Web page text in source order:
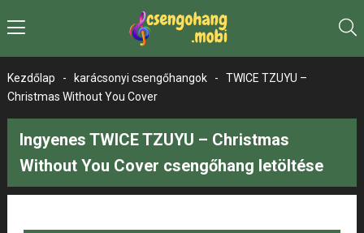
Kezdőlap - karácsonyi csengőhangok -
TWICE TZUYU –
Christmas Without You Cover
Ingyenes TWICE TZUYU – Christmas
Without You Cover csengőhang letöltése